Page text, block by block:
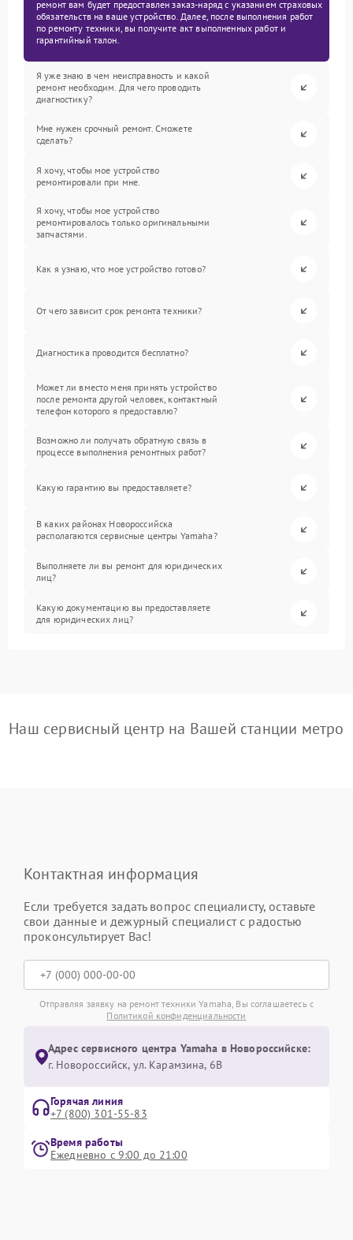
ремонт вам будет предоставлен заказ-наряд с указанием страховых
обязательств на ваше устройство. Далее, после выполнения работ
по ремонту техники, вы получите акт выполненных работ и
гарантийный талон.
Я уже знаю в чем неисправность и какой
ремонт необходим. Для чего проводить
диагностику?
Мне нужен срочный ремонт. Сможете
сделать?
Я хочу, чтобы мое устройство
ремонтировали при мне.
Я хочу, чтобы мое устройство
ремонтировалось только оригинальными
запчастями.
Как я узнаю, что мое устройство готово?
От чего зависит срок ремонта техники?
Диагностика проводится бесплатно?
Может ли вместо меня принять устройство
после ремонта другой человек, контактный
телефон которого я предоставлю?
Возможно ли получать обратную связь в
процессе выполнения ремонтных работ?
Какую гарантию вы предоставляете?
В каких районах Новороссийска
располагаются сервисные центры Yamaha?
Выполняете ли вы ремонт для юридических
лиц?
Какую документацию вы предоставляете
для юридических лиц?
Наш сервисный центр на Вашей станции метро
Контактная информация
Если требуется задать вопрос специалисту, оставьте
свои данные и дежурный специалист с радостью
проконсультирует Вас!
Отправляя заявку на ремонт техники Yamaha, Вы соглашаетесь с
Политикой конфиденциальности
Адрес сервисного центра Yamaha в Новороссийске:
г. Новороссийск, ул. Карамзина, 6В
Горячая линия
+7 (800) 301-55-83
Время работы
Ежедневно с 9:00 до 21:00